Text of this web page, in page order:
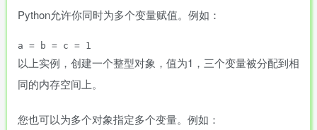
Python允许你同时为多个变量赋值。例如：
a = b = c = 1
以上实例，创建一个整型对象，值为1，三个变量被分配到相
同的内存空间上。
您也可以为多个对象指定多个变量。例如：